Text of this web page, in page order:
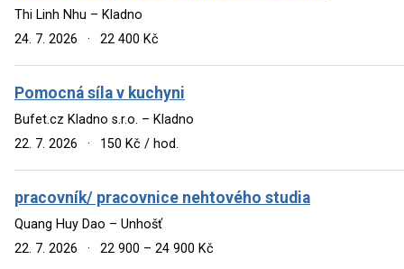
Thi Linh Nhu – Kladno
24. 7. 2026
· 22 400 Kč
Pomocná síla v kuchyni
Bufet.cz Kladno s.r.o. – Kladno
22. 7. 2026
· 150 Kč / hod.
pracovník/ pracovnice nehtového studia
Quang Huy Dao – Unhošť
22. 7. 2026
· 22 900 – 24 900 Kč